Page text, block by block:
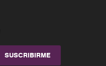
SUSCRIBIRME